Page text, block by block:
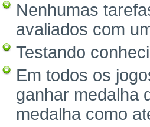
Nenhumas
avaliados com
Testando
Em todos os
ganhar medalha
medalha como